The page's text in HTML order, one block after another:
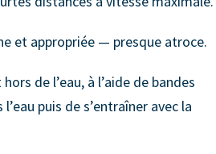
et appropriée — presque atroce.
de l’eau, à l’aide de bandes
puis de s’entraîner avec la